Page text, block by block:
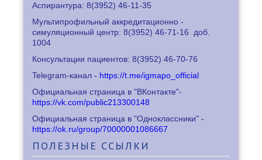
Аспирантура: 8(3952) 46-11-35
Мультипрофильный аккредитационно -
симуляционный центр: 8(3952) 46-71-16
доб.
1004
Консультации пациентов: 8(3952) 46-70-76
Telegram-канал - https://t.me/igmapo_official
Официальная страница в "ВКонтакте"-
https://vk.com/public213300148
Официальная страница в "Одноклассники" -
https://ok.ru/group/70000001086667
ПОЛЕЗНЫЕ ССЫЛКИ